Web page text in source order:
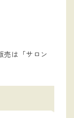
売は「サロン